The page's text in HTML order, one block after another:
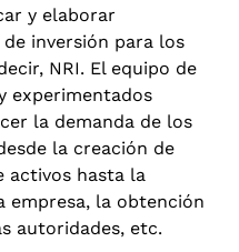
y elaborar
inversión para los
NRI. El equipo de
experimentados
la demanda de los
la creación de
activos hasta la
empresa, la obtención
autoridades, etc.